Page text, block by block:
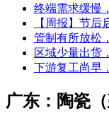
终端需求缓慢
【周报】节后
管制有所放松
区域少量出货
下游复工尚早
广东：陶瓷